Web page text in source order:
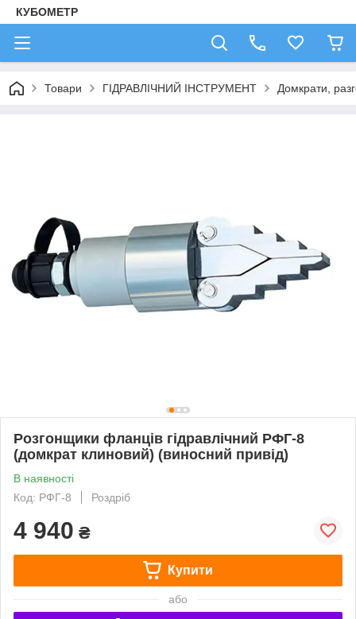
КУБОМЕТР
Товари ГІДРАВЛІЧНИЙ ІНСТРУМЕНТ Домкрати,
Розгонщики фланців гідравлічний РФГ-8
(домкрат клиновий) (виносний привід)
В наявності
Код: РФГ-8
Роздріб
4 940 ₴
Купити
або